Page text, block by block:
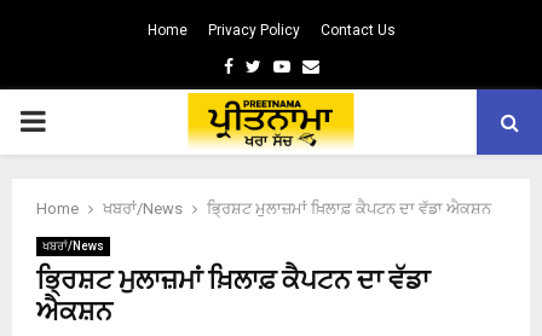
Home Privacy Policy Contact Us
Facebook
TwitterYoutube
Email
PRIMARY
Home ਖਬਰਾਂ/News ਭ੍ਰਿਸ਼ਟ ਮੁਲਾਜ਼ਮਾਂ ਖ਼ਿਲਾਫ਼ ਕੈਪਟਨ ਦਾ ਵੱਡਾ ਐਕਸ਼ਨ
ਖਬਰਾਂ/News
ਭ੍ਰਿਸ਼ਟ ਮੁਲਾਜ਼ਮਾਂ ਖ਼ਿਲਾਫ਼ ਕੈਪਟਨ ਦਾ ਵੱਡਾ
ਐਕਸ਼ਨ